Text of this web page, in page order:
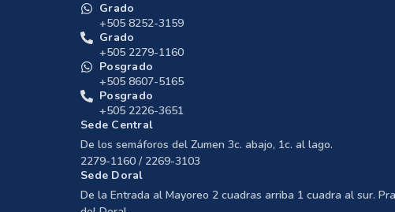
Grado
+505 8252-3159
Grado
+505 2279-1160
Posgrado
+505 8607-5165
Posgrado
+505 2226-3651
Sede Central
De los semáforos del Zumen 3c. abajo, 1c. al lago.
2279-1160 / 2269-3103
Sede Doral
De la Entrada al Mayoreo 2 cuadras arriba 1 cuadra al sur.